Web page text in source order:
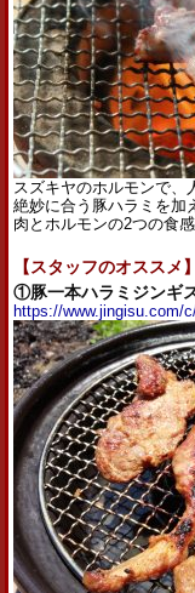
スズキヤのホルモンで、
絶妙に合う豚ハラミを加
肉とホルモンの2つの食
【スタッフのオススメ
①豚一本ハラミジンギ
https://www.jingisu.com/